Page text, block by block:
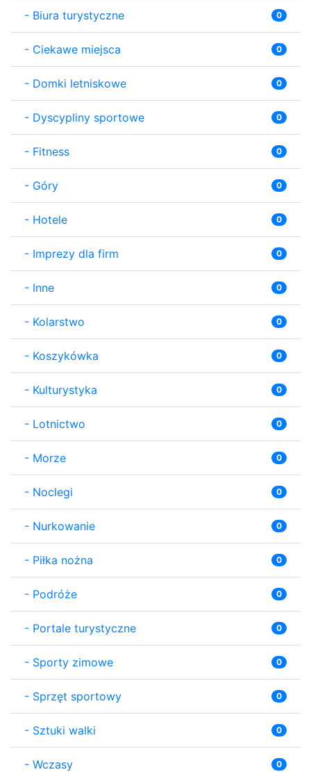
- Biura turystyczne 0
- Ciekawe miejsca 0
- Domki letniskowe 0
- Dyscypliny sportowe 0
- Fitness 0
- Góry 0
- Hotele 0
- Imprezy dla firm 0
- Inne 0
- Kolarstwo 0
- Koszykówka 0
- Kulturystyka 0
- Lotnictwo 0
- Morze 0
- Noclegi 0
- Nurkowanie 0
- Piłka nożna 0
- Podróże 0
- Portale turystyczne 0
- Sporty zimowe 0
- Sprzęt sportowy 0
- Sztuki walki 0
- Wczasy 0